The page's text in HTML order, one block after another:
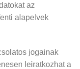
az
alapelvek
jogainak
leiratkozhat a